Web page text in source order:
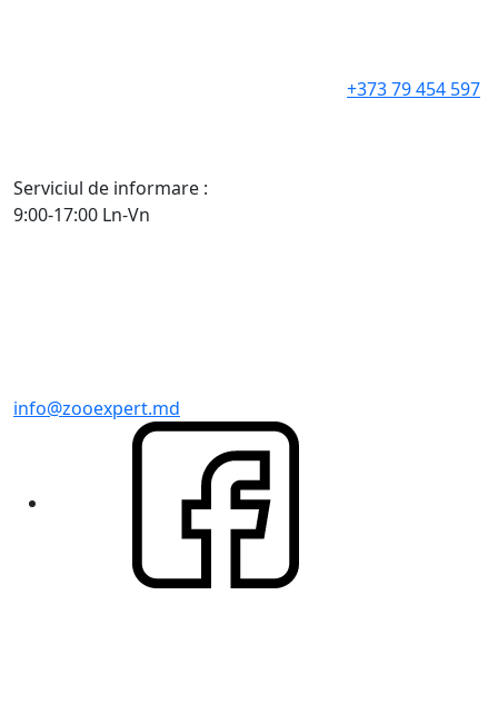
+373 79 454 597
Serviciul de informare :
9:00-17:00 Ln-Vn
info@zooexpert.md